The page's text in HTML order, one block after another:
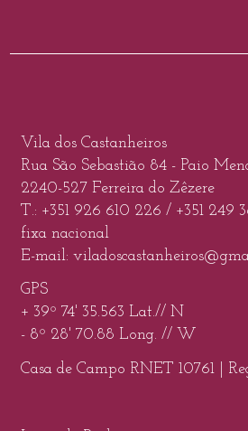
Vila dos Castanheiros
Rua São Sebastião 84 - Paio
2240-527 Ferreira do Zêzere
T.: +351 926 610 226 / +351 249
fixa nacional
E-mail:
GPS
+ 39º 74' 35.563 Lat.// N
- 8º 28' 70.88 Long. // W
Casa de Campo RNET 10761 |